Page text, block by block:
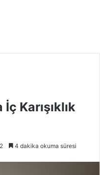
Karışıklık
4 dakika okuma süresi